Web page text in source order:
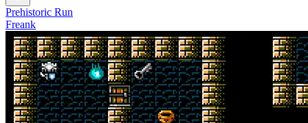
Prehistoric Run
Freank